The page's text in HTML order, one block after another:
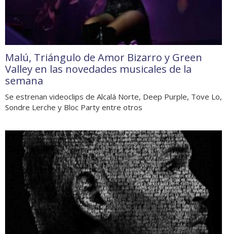
Malú, Triángulo de Amor Bizarro y Green
Valley en las novedades musicales de la
semana
Se estrenan videoclips de Alcalá Norte, Deep Purple, Tove Lo,
Sondre Lerche y Bloc Party entre otros